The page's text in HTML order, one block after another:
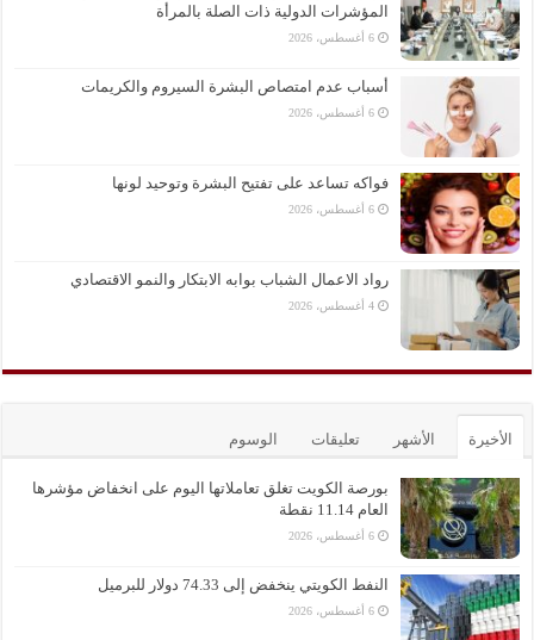
المؤشرات الدولية ذات الصلة بالمرأة
6 أغسطس، 2026
أسباب عدم امتصاص البشرة السيروم والكريمات
6 أغسطس، 2026
فواكه تساعد على تفتيح البشرة وتوحيد لونها
6 أغسطس، 2026
رواد الاعمال الشباب بوابه الابتكار والنمو الاقتصادي
4 أغسطس، 2026
الأخيرة الأشهر تعليقات الوسوم
بورصة الكويت تغلق تعاملاتها اليوم على انخفاض مؤشرها
العام 11.14 نقطة
6 أغسطس، 2026
النفط الكويتي ينخفض إلى 74.33 دولار للبرميل
6 أغسطس، 2026